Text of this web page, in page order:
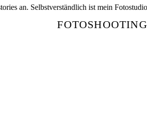
an. Selbstverständlich ist mein